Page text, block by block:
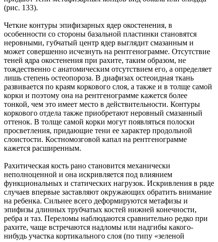
(рис. 133).
Четкие контуры эпифизарных ядер окостенения, в
особенности со стороны базальной пластинки становятся
неровными, губчатый центр ядер выглядит смазанным и
может совершенно исчезнуть на рентгенограмме. Отсутствие
теней ядра окостенения при рахите, таким образом, не
тождественно с анатомическим отсутствием его, а определяет
лишь степень остеопороза. В диафизах остеоидная ткань
развивается по краям коркового слоя, а также и в толще самой
корки и поэтому она на рентгенограмме кажется более
тонкой, чем это имеет место в действительности. Контуры
коркового отдела также приобретают неровный смазанный
оттенок. В толще самой корки могут появляться полоски
просветления, придающие тени ее характер продольной
слоистости. Костномозговой капал на рентгенограмме
кажется расширенным.
Рахитическая кость рано становится механически
неполноценной и она искривляется под влиянием
функциональных и статических нагрузок. Искривления в ряде
случаев впервые заставляют окружающих обратить внимание
на ребенка. Сильнее всего деформируются метафизы и
эпифизы длинных трубчатых костей нижней конечности,
ребра и таз. Переломы наблюдаются сравнительно редко при
рахите, чаще встречаются надломы или надгибы какого-
нибудь участка кортикального слоя (по типу «зеленой